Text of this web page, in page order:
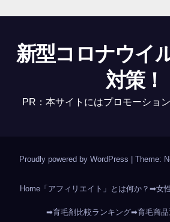
新型コロナウイ
対策！
PR：本サイトにはプロモーショ
Proudly powered by WordPress Theme:
Home「アフィリエイト」とは何か？ ➡女
➡育毛剤比較ランキング➡育毛商品